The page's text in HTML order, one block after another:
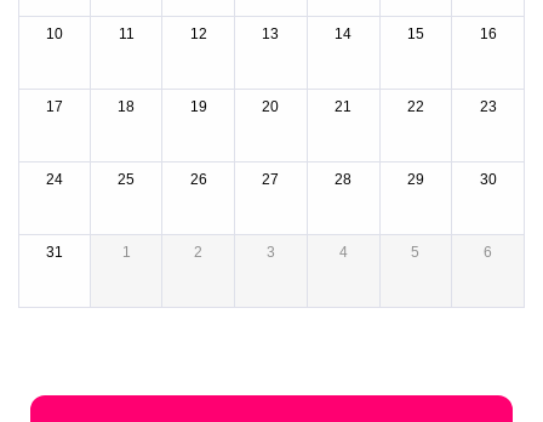
000
10 11 12 13 14 15 16
17 18 19 20 21 22 23
24 25 26 27 28 29 30
31 1 2 3 4 5 6